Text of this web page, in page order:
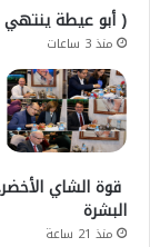
( أبو عيطة ينتهي
منذ 3 ساعات
البشرة
منذ 21 ساعة